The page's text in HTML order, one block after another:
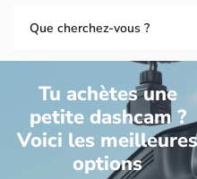
Tu achètes une
petite dashcam ?
Voici les meilleures
options